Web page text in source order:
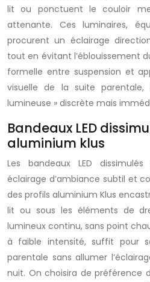
lit ou ponctuent le couloir
attenante. Ces luminaires,
procurent un éclairage
tout en évitant l’éblouissement
formelle entre suspension et
visuelle de la suite
lumineuse » discrète mais
Bandeaux LED
aluminium klus
Les bandeaux LED
éclairage d’ambiance subtil et
des profils aluminium Klus
lit ou sous les éléments de
lumineux continu, sans point
à faible intensité, suffit pour
parentale sans allumer
nuit. On choisira de préférence